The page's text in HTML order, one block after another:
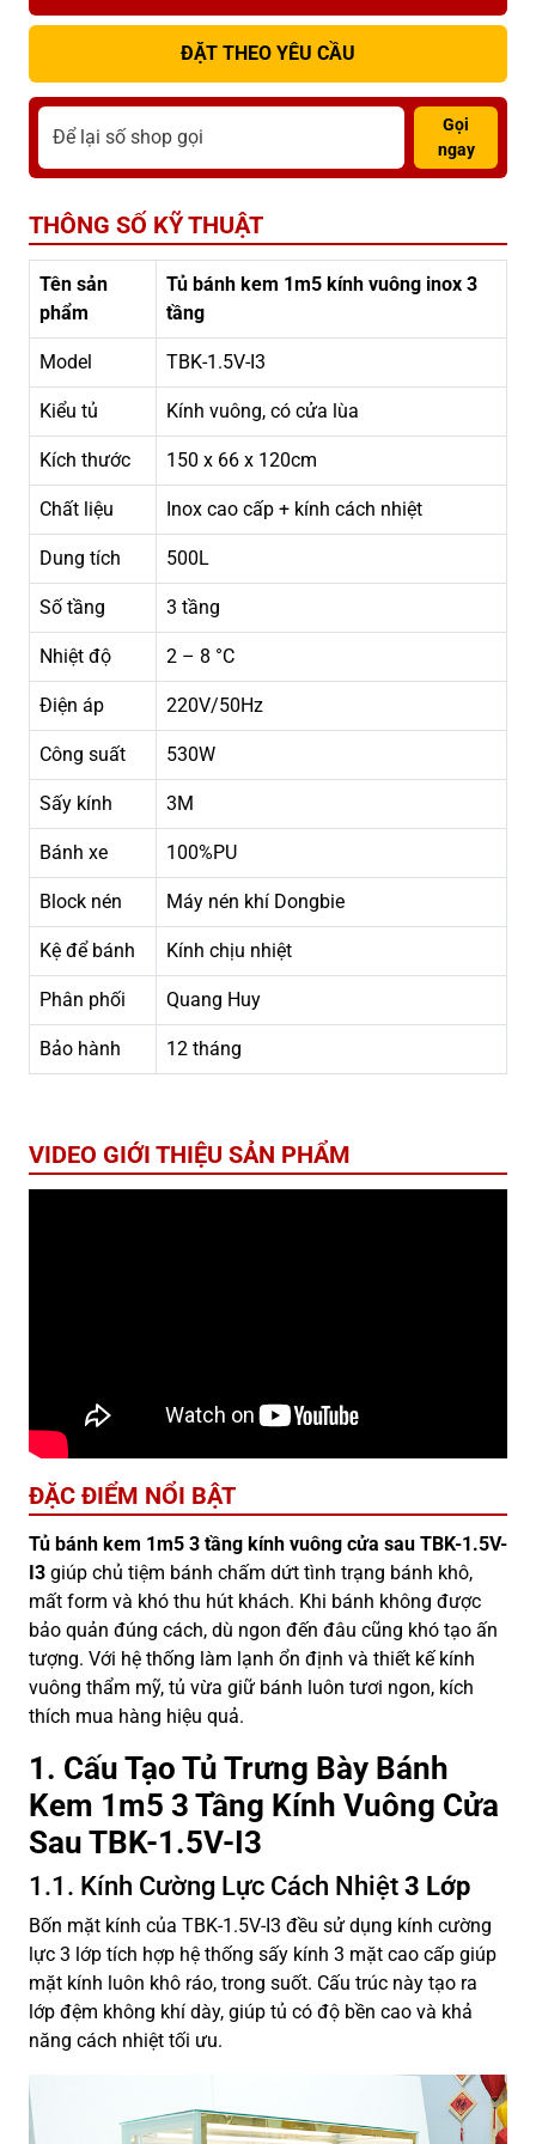
ĐẶT THEO YÊU CẦU
Gọi
ngay
THÔNG SỐ KỸ THUẬT
Tên sản
phẩm
Tủ bánh kem 1m5 kính vuông inox 3
tầng
Model TBK-1.5V-I3
Kiểu tủ Kính vuông, có cửa lùa
Kích thước 150 x 66 x 120cm
Chất liệu Inox cao cấp + kính cách nhiệt
Dung tích 500L
Số tầng 3 tầng
Nhiệt độ 2 – 8 °C
Điện áp 220V/50Hz
Công suất 530W
Sấy kính 3M
Bánh xe 100%PU
Block nén Máy nén khí Dongbie
Kệ để bánh Kính chịu nhiệt
Phân phối Quang Huy
Bảo hành 12 tháng
VIDEO GIỚI THIỆU SẢN PHẨM
ĐẶC ĐIỂM NỔI BẬT
Tủ bánh kem 1m5 3 tầng kính vuông cửa sau TBK-1.5V-
I3 giúp chủ tiệm bánh chấm dứt tình trạng bánh khô,
mất form và khó thu hút khách. Khi bánh không được
bảo quản đúng cách, dù ngon đến đâu cũng khó tạo ấn
tượng. Với hệ thống làm lạnh ổn định và thiết kế kính
vuông thẩm mỹ, tủ vừa giữ bánh luôn tươi ngon, kích
thích mua hàng hiệu quả.
1. Cấu Tạo Tủ Trưng Bày Bánh
Kem 1m5 3 Tầng Kính Vuông Cửa
Sau TBK-1.5V-I3
1.1. Kính Cường Lực Cách Nhiệt 3 Lớp
Bốn mặt kính của TBK-1.5V-I3 đều sử dụng kính cường
lực 3 lớp tích hợp hệ thống sấy kính 3 mặt cao cấp giúp
mặt kính luôn khô ráo, trong suốt. Cấu trúc này tạo ra
lớp đệm không khí dày, giúp tủ có độ bền cao và khả
năng cách nhiệt tối ưu.